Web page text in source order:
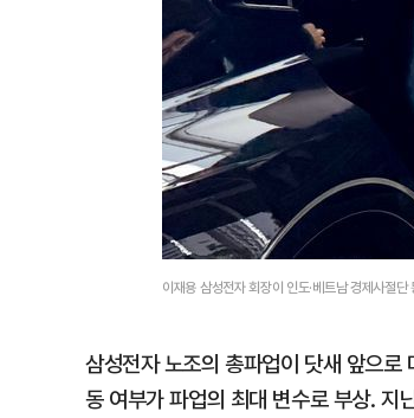
이재용 삼성전자 회장이 인도·베트남 경제사절
삼성전자 노조의 총파업이 닷새 앞으
동 여부가 파업의 최대 변수로 부상. 지